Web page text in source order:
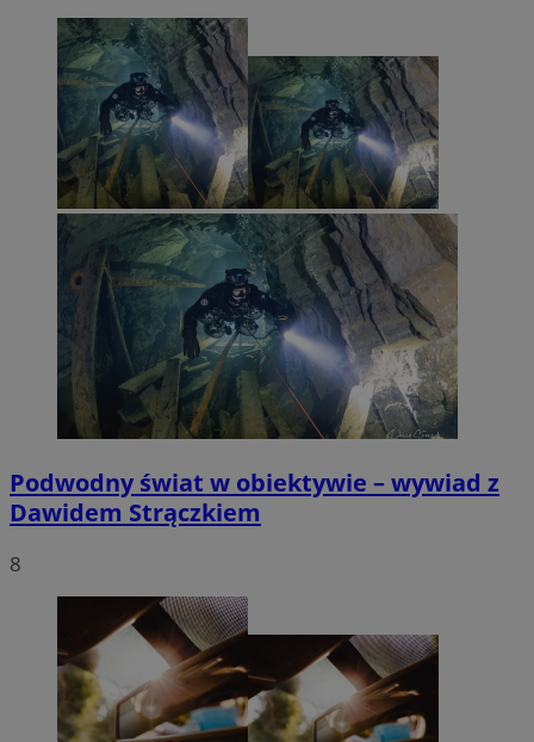
Podwodny świat w obiektywie – wywiad z
Dawidem Strączkiem
8